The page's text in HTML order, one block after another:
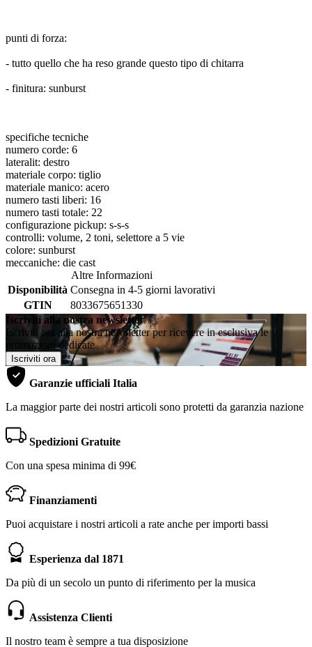
punti di forza:
- tutto quello che ha reso grande questo tipo di chitarra
- finitura: sunburst
specifiche tecniche
numero corde: 6
lateralit: destro
materiale corpo: tiglio
materiale manico: acero
numero tasti liberi: 16
numero tasti totale: 22
configurazione pickup: s-s-s
controlli: volume, 2 toni, selettore a 5 vie
colore: sunburst
meccaniche: die cast
Altre Informazioni
Disponibilità Consegna in 4-5 giorni lavorativi
GTIN
8033675651330
Iscriviti alla nostra newsletter
Iscriviti ora alla nostra newsletter per ricevere in esclusiva le
promozioni dedicate
Iscriviti ora
Garanzie ufficiali Italia
La maggior parte dei nostri articoli sono protetti da garanzia nazione
Spedizioni Gratuite
Con una spesa minima di 99€
Finanziamenti
Puoi acquistare i nostri articoli a rate anche per importi bassi
Esperienza dal 1871
Da più di un secolo un punto di riferimento per la musica
Assistenza Clienti
Il nostro team è sempre a tua disposizione